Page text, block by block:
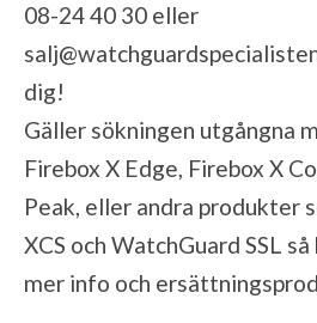
08-24 40 30 eller
dig!
Gäller sökningen utgångna
Firebox X Edge, Firebox X
Peak, eller andra produkter
XCS och WatchGuard SSL
mer info och